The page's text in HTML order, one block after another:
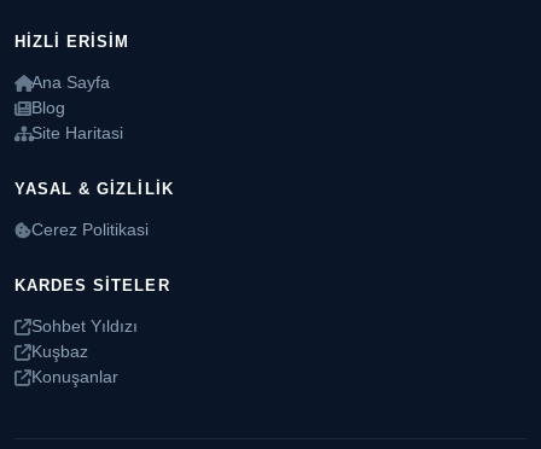
HIZLI ERISIM
Ana Sayfa
Blog
Site Haritasi
YASAL & GIZLILIK
Cerez Politikasi
KARDES SITELER
Sohbet Yıldızı
Kuşbaz
Konuşanlar